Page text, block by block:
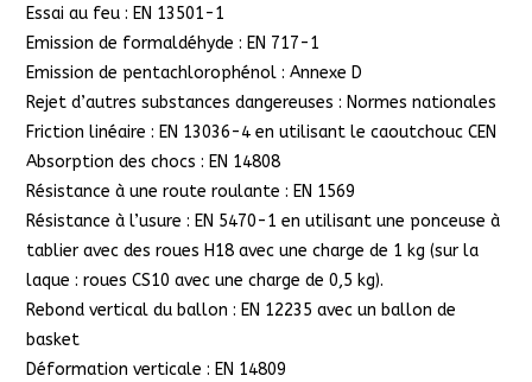
Essai au feu : EN 13501-1
Emission de formaldéhyde : EN 717-1
Emission de pentachlorophénol : Annexe D
Rejet d’autres substances dangereuses : Normes nationales
Friction linéaire : EN 13036-4 en utilisant le caoutchouc CEN
Absorption des chocs : EN 14808
Résistance à une route roulante : EN 1569
Résistance à l’usure : EN 5470-1 en utilisant une ponceuse à
tablier avec des roues H18 avec une charge de 1 kg (sur la
laque : roues CS10 avec une charge de 0,5 kg).
Rebond vertical du ballon : EN 12235 avec un ballon de
basket
Déformation verticale : EN 14809